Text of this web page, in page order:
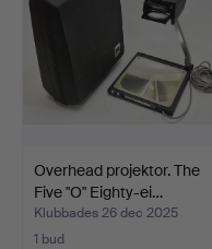
Overhead projektor. The
Five "O" Eighty-ei…
Klubbades 26 dec 2025
1 bud